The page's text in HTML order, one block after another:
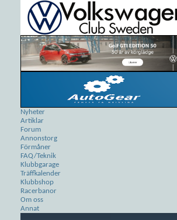
Nyheter
Artiklar
Forum
Annonstorg
Förmåner
FAQ/Teknik
Klubbgarage
Träffkalender
Klubbshop
Racerbanor
Om oss
Annat